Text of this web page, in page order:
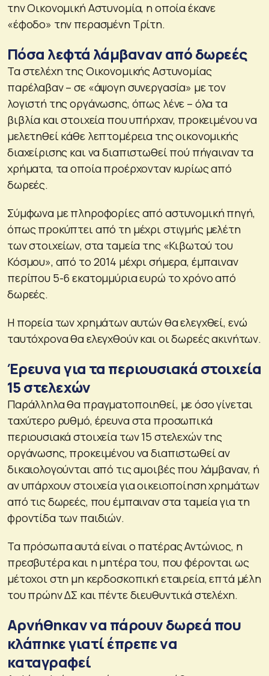
την Οικονομική Αστυνομία, η οποία έκανε
«έφοδο» την περασμένη Τρίτη.
Πόσα λεφτά λάμβαναν από δωρεές
Τα στελέχη της Οικονομικής Αστυνομίας
παρέλαβαν – σε «άψογη συνεργασία» με τον
λογιστή της οργάνωσης, όπως λένε – όλα τα
βιβλία και στοιχεία που υπήρχαν, προκειμένου να
μελετηθεί κάθε λεπτομέρεια της οικονομικής
διαχείρισης και να διαπιστωθεί πού πήγαιναν τα
χρήματα, τα οποία προέρχονταν κυρίως από
δωρεές.
Σύμφωνα με πληροφορίες από αστυνομική πηγή,
όπως προκύπτει από τη μέχρι στιγμής μελέτη
των στοιχείων, στα ταμεία της «Κιβωτού του
Κόσμου», από το 2014 μέχρι σήμερα, έμπαιναν
περίπου 5-6 εκατομμύρια ευρώ το χρόνο από
δωρεές.
Η πορεία των χρημάτων αυτών θα ελεγχθεί, ενώ
ταυτόχρονα θα ελεγχθούν και οι δωρεές ακινήτων.
Έρευνα για τα περιουσιακά στοιχεία
15 στελεχών
Παράλληλα θα πραγματοποιηθεί, με όσο γίνεται
ταχύτερο ρυθμό, έρευνα στα προσωπικά
περιουσιακά στοιχεία των 15 στελεχών της
οργάνωσης, προκειμένου να διαπιστωθεί αν
δικαιολογούνται από τις αμοιβές που λάμβαναν, ή
αν υπάρχουν στοιχεία για οικειοποίηση χρημάτων
από τις δωρεές, που έμπαιναν στα ταμεία για τη
φροντίδα των παιδιών.
Τα πρόσωπα αυτά είναι ο πατέρας Αντώνιος, η
πρεσβυτέρα και η μητέρα του, που φέρονται ως
μέτοχοι στη μη κερδοσκοπική εταιρεία, επτά μέλη
του πρώην ΔΣ και πέντε διευθυντικά στελέχη.
Αρνήθηκαν να πάρουν δωρεά που
κλάπηκε γιατί έπρεπε να
καταγραφεί